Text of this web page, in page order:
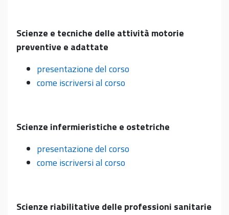
Scienze e tecniche delle attività motorie
preventive e adattate
presentazione del corso
come iscriversi al corso
Scienze infermieristiche e ostetriche
presentazione del corso
come iscriversi al corso
Scienze riabilitative delle professioni sanitarie